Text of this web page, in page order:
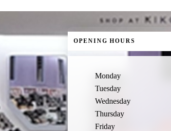
OPENING HOURS
Monday
Tuesday
Wednesday
Thursday
Friday